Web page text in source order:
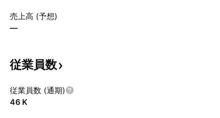
売上高 (予想)
—
従業員数
従業員数 (通期)
‪46 K‬